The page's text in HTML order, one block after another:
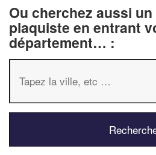
Ou cherchez aussi
plaquiste en entrant
département… :